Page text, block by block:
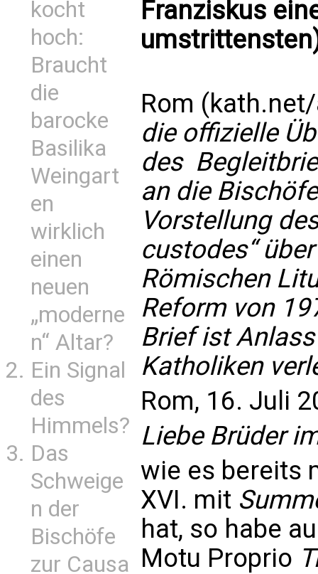
kocht
hoch:
Braucht
die
barocke
Basilika
Weingart
en
wirklich
einen
neuen
„moderne
n“ Altar?
Ein Signal
des
Himmels?
Das
Schweige
n der
Bischöfe
zur Causa
Franziskus
Rom
die offizielle
des
an die
Vorstellung
custodes“
Römischen
Reform von
Brief ist
Katholiken
Rom, 16. Juli
Liebe Brüder
wie es bereits
XVI. mit
hat, so habe
Motu Proprio